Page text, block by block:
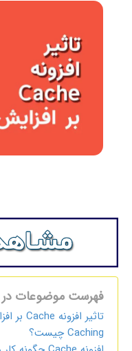
فهرست موضوعات در
تاثیر افزونه Cache بر افزایش سرعت سایت
Caching چیست؟